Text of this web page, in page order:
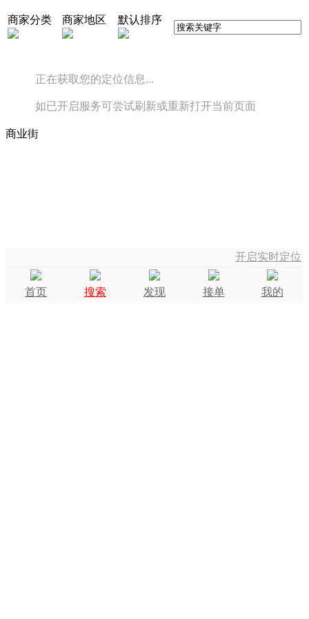
商家分类 商家地区 默认排序
正在获取您的定位信息...
如已开启服务可尝试刷新或重新打开当前页面
商业街
开启实时定位
首页 搜索 发现 接单 我的